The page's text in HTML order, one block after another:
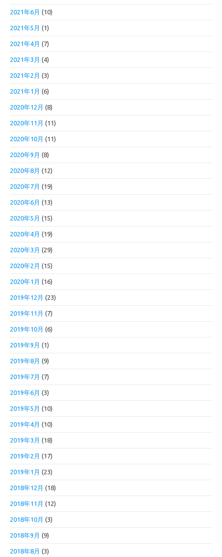
2021年6月 (10)
2021年5月 (1)
2021年4月 (7)
2021年3月 (4)
2021年2月 (3)
2021年1月 (6)
2020年12月 (8)
2020年11月 (11)
2020年10月 (11)
2020年9月 (8)
2020年8月 (12)
2020年7月 (19)
2020年6月 (13)
2020年5月 (15)
2020年4月 (19)
2020年3月 (29)
2020年2月 (15)
2020年1月 (16)
2019年12月 (23)
2019年11月 (7)
2019年10月 (6)
2019年9月 (1)
2019年8月 (9)
2019年7月 (7)
2019年6月 (3)
2019年5月 (10)
2019年4月 (10)
2019年3月 (18)
2019年2月 (17)
2019年1月 (23)
2018年12月 (18)
2018年11月 (12)
2018年10月 (3)
2018年9月 (9)
2018年8月 (3)